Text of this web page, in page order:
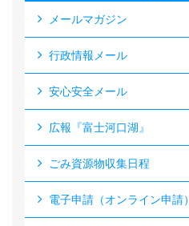
メールマガジン
行政情報メール
安心安全メール
広報『富士河口湖』
ごみ資源物収集日程
電子申請（オンライン申請）